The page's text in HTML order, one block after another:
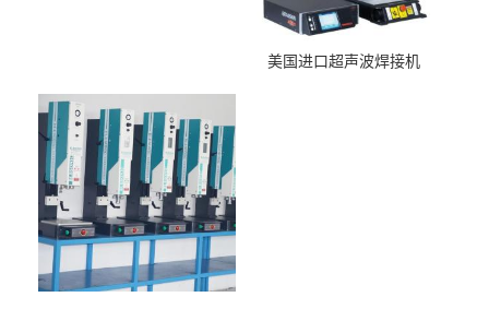
美国进口超声波焊接机